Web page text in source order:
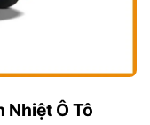
Nhiệt Ô Tô